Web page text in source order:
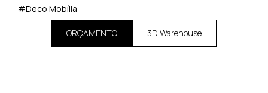
#Deco Mobília
ORÇAMENTO 3D Warehouse